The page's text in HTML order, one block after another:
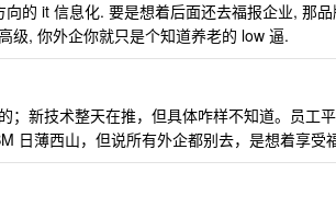
的 it 信息化. 要是想着后面还去福报企业, 那
级, 你外企你就只是个知道养老的 low 逼.
；新技术整天在推，但具体咋样不知道。员工
日薄西山，但说所有外企都别去，是想着享受